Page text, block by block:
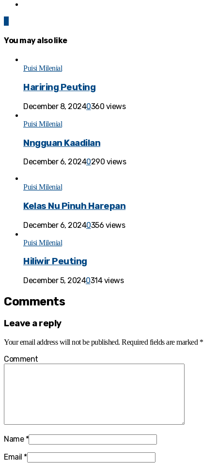
You may also like
Puisi Milenial
Hariring Peuting
December 8, 20240360 views
Puisi Milenial
Nngguan Kaadilan
December 6, 20240290 views
Puisi Milenial
Kelas Nu Pinuh Harepan
December 6, 20240356 views
Puisi Milenial
Hiliwir Peuting
December 5, 20240314 views
Comments
Leave a reply
Your email address will not be published. Required fields are marked *
Comment
Name *
Email *